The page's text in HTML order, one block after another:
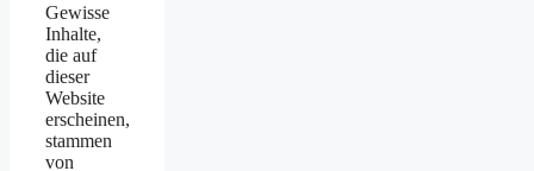
Gewisse
Inhalte,
die auf
dieser
Website
erscheinen,
stammen
von